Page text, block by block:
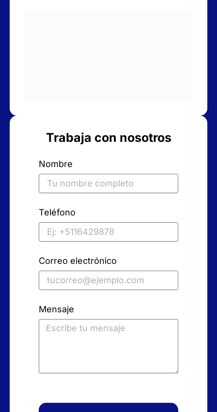
Trabaja con nosotros
Nombre
Teléfono
Correo electrónico
Mensaje